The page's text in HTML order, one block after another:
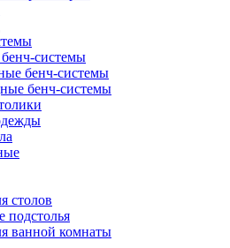
системы
бенч-системы
бенч-системы
столов
подстолья
ванной комнаты